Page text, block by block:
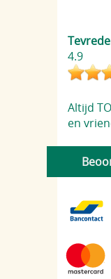
4.9
Altijd
en